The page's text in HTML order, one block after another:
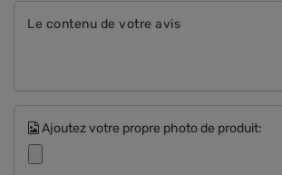
Le contenu de votre avis
Ajoutez votre propre photo de produit: